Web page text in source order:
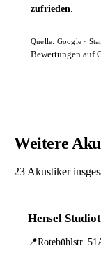
zufrieden.
Quelle: Google ·
Bewertungen auf
Weitere
23 Akustiker
Hensel
📍Rotebühlstr.